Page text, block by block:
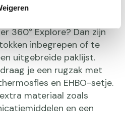
in lagen, handschoenen,
360° Explore? Dan zijn
inbegrepen of te
uitgebreide paklijst.
je een rugzak met
en EHBO-setje.
materiaal zoals
en een